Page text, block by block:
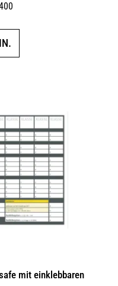
mit einklebbaren